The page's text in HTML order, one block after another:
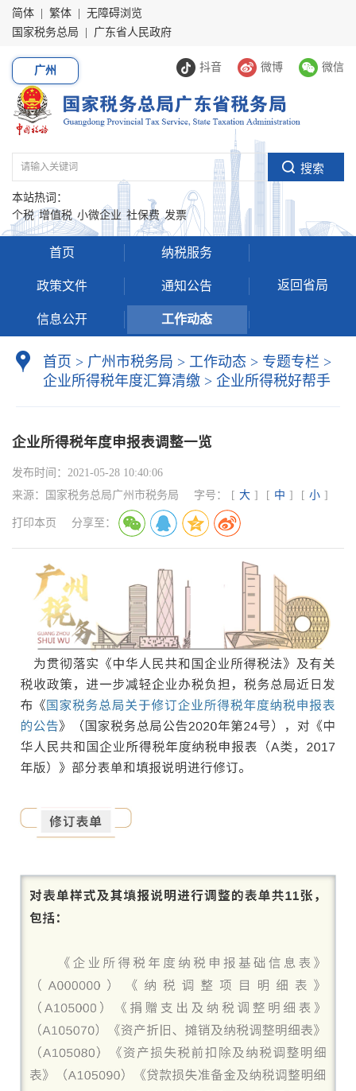
简体 繁体
无障碍浏览
国家税务总局
广东省人民政府
抖音 微博 微信
广州
本站热词：
个税 增值税 小微企业 社保费 发票
首页 纳税服务
政策文件 通知公告
信息公开 工作动态
返回省局
首页 > 广州市税务局 > 工作动态 > 专题专栏 >
企业所得税年度汇算清缴 > 企业所得税好帮手
企业所得税年度申报表调整一览
发布时间： 2021-05-28 10:40:06
来源：
国家税务总局广州市税务局 字号： [ 大 ] [ 中 ] [ 小 ]
打印本页 分享至：